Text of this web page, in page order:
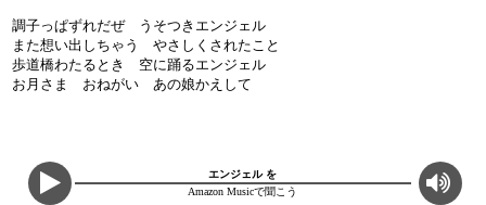
調子っぱずれだぜ うそつきエンジェル
また想い出しちゃう やさしくされたこと
歩道橋わたるとき 空に踊るエンジェル
お月さま おねがい あの娘かえして
エンジェル を
Amazon Musicで聞こう